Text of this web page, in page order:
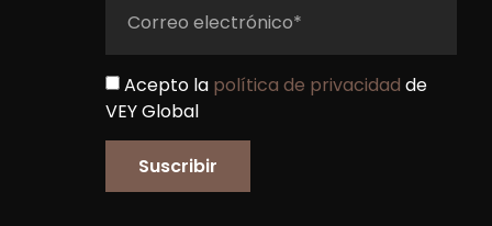
Acepto la política de privacidad de
VEY Global
Suscribir